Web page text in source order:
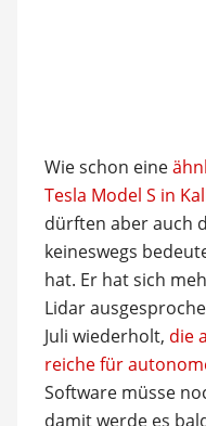
Wie schon eine
Tesla Model S in
dürften aber auch
keineswegs
hat. Er hat sich
Lidar
Juli wiederholt, die
reiche für
Software müsse
damit werde es